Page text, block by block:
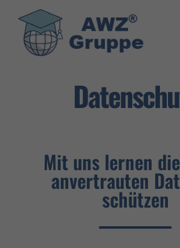
springen
Warenkorb
Franchise System
Mit uns lernen
anvertrauten
schützen